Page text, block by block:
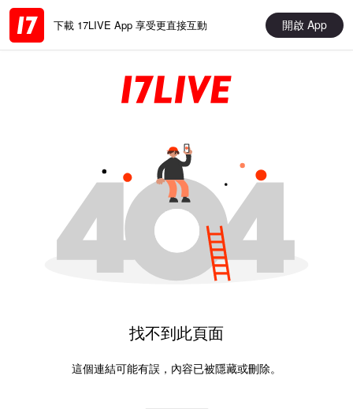
下載 17LIVE App 享受更直接互動 開啟 App
找不到此頁面
這個連結可能有誤，內容已被隱藏或刪除。